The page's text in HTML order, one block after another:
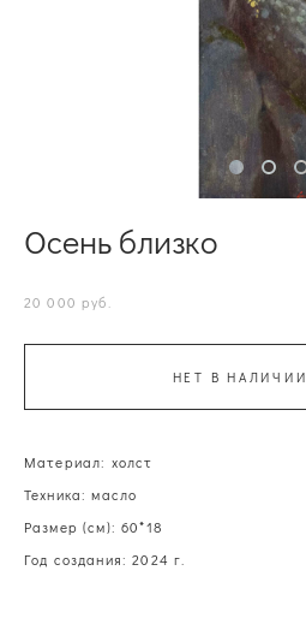
Осень близко
20 000 pуб.
НЕТ В НАЛИЧИИ
Материал: холст
Техника: масло
Размер (см): 60*18
Год создания: 2024 г.